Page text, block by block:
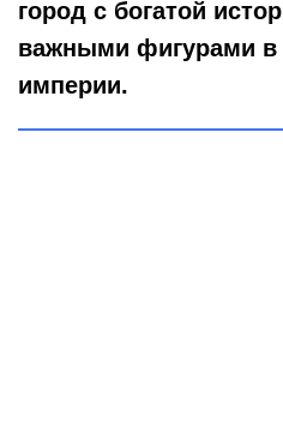
город с богатой
важными фигурами в
империи.